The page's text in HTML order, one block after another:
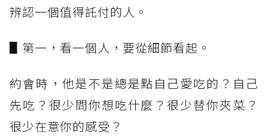
辨認一個值得託付的人。
▋第一，看一個人，要從細節看起。
約會時，他是不是總是點自己愛吃的？自己
先吃？很少問你想吃什麼？很少替你夾菜？
很少在意你的感受？